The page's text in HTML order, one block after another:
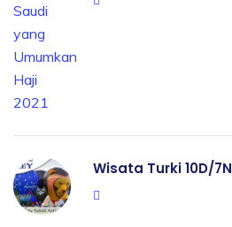
Wisata Turki 10D/7N